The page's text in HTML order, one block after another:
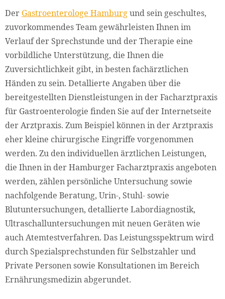
Der Gastroenterologe Hamburgund sein geschultes,
zuvorkommendes Team gewährleisten Ihnen im
Verlauf der Sprechstunde und der Therapie eine
vorbildliche Unterstützung, die Ihnen die
Zuversichtlichkeit gibt, in besten fachärztlichen
Händen zu sein. Detallierte Angaben über die
bereitgestellten Dienstleistungen in der Facharztpraxis
für Gastroenterologie finden Sie auf der Internetseite
der Arztpraxis. Zum Beispiel können in der Arztpraxis
eher kleine chirurgische Eingriffe vorgenommen
werden. Zu den individuellen ärztlichen Leistungen,
die Ihnen in der Hamburger Facharztpraxis angeboten
werden, zählen persönliche Untersuchung sowie
nachfolgende Beratung, Urin-, Stuhl- sowie
Blutuntersuchungen, detallierte Labordiagnostik,
Ultraschalluntersuchungen mit neuen Geräten wie
auch Atemtestverfahren. Das Leistungsspektrum wird
durch Spezialsprechstunden für Selbstzahler und
Private Personen sowie Konsultationen im Bereich
Ernährungsmedizin abgerundet.